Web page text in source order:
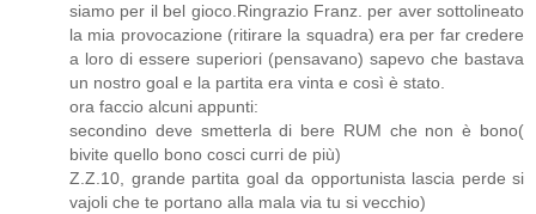
siamo per il bel gioco.Ringrazio Franz. per aver sottolineato
la mia provocazione (ritirare la squadra) era per far credere
a loro di essere superiori (pensavano) sapevo che bastava
un nostro goal e la partita era vinta e così è stato.
ora faccio alcuni appunti:
secondino deve smetterla di bere RUM che non è bono(
bivite quello bono cosci curri de più)
Z.Z.10, grande partita goal da opportunista lascia perde si
vajoli che te portano alla mala via tu si vecchio)